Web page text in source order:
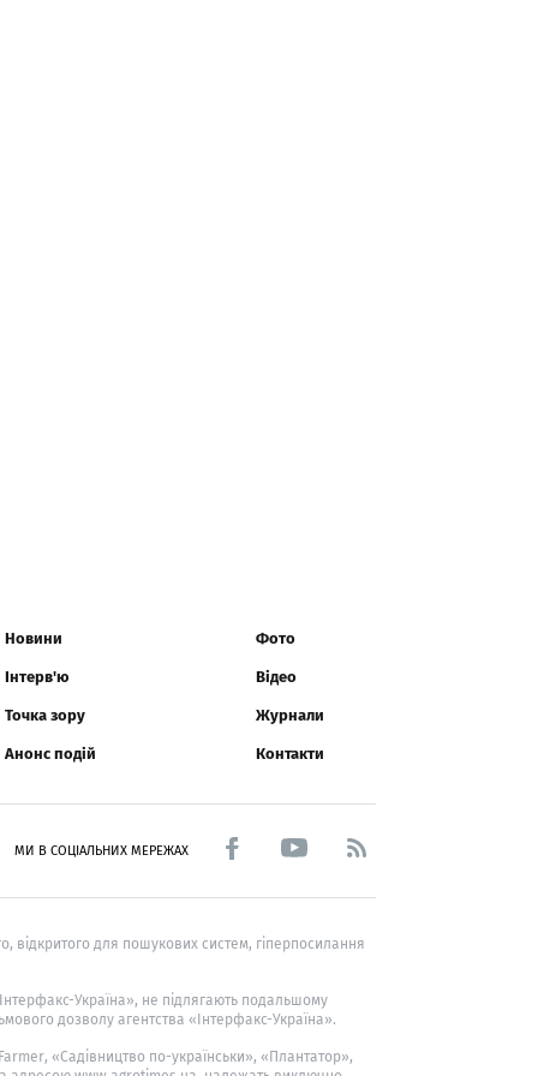
Новини
Інтерв'ю
Точка зору
Анонс подій
Фото
Відео
Журнали
Контакти
МИ В СОЦІАЛЬНИХ МЕРЕЖАХ
відкритого для пошукових систем, гіперпосилання
Україна», не підлягають подальшому
дозволу агентства «Інтерфакс-Україна».
, «Садівництво по-українськи», «Плантатор»,